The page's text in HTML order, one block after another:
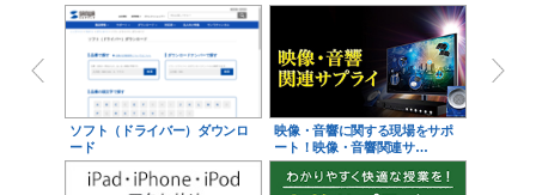
ソフト（ドライバー）ダウンロ
ード
映像・音響に関する現場をサポ
ート！映像・音響関連サ…